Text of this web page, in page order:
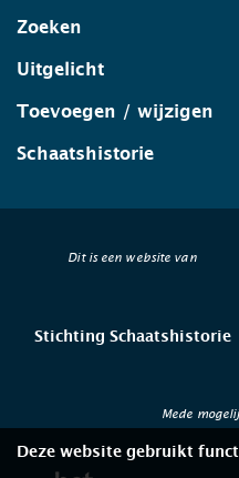
Zoeken
Uitgelicht
Toevoegen / wijzigen
Schaatshistorie
Dit is een website van
Stichting Schaatshistorie
Mede
Deze website gebruikt